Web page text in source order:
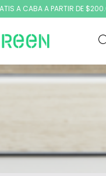
A CABA A PARTIR DE